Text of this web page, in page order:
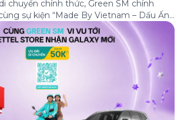
chuyển chính thức, Green SM chính
sự kiện “Made By Vietnam – Dấu Ấn
– một trong những sự kiện ý nghĩa
lan tỏa giá trị của các thương hiệu Việt
đồng trong nước […]